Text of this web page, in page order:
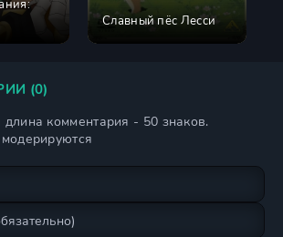
Славный пёс Лесси
(0)
комментария - 50 знаков.